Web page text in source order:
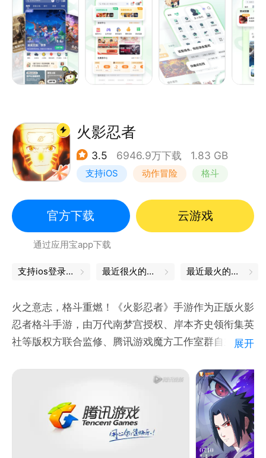
说、高玩的游戏攻略评测，人气爆棚的游戏社区，让玩
家畅游其中，百玩不厌！
火影忍者
3.5 6946.9万下载 1.83 GB
支持iOS 动作冒险 格斗
官方下载 云游戏
通过应用宝app下载
支持ios登录，畅玩ios服 最近很火的游戏 最近最火的游戏
火之意志，格斗重燃！《火影忍者》手游作为正版火影
忍者格斗手游，由万代南梦宫授权、岸本齐史领衔集英
社等版权方联合监修、腾讯游戏魔方工作室群自主研发
《火影忍者》手游100%正统还原原著剧情，疾风传篇
章登场，十年百忍强力降临，玩家可以任意扮演鸣人、
佐助、宇智波鼬等忍者，体验酣畅淋漓的忍术格斗连打
和全屏奥义大招。此外，还可以进行跨服匹配2V2热血
PK，参与无差别忍者格斗大赛，决出属于你的忍道！
展开